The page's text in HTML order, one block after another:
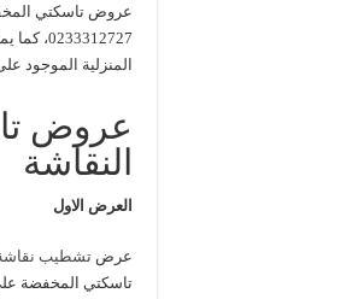
عروض تاسكتي
0233312727، كما يمكنكم طلب الخدمة مباشرة من
المنزلية الموجود
عروض
النقاشة
العرض الاول
عرض تشطيب نقاشة
تاسكتي المخفضة